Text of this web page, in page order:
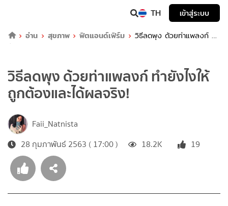
TH
เข้าสู่ระบบ
อ่าน
สุขภาพ ฟิตแอนด์เฟิร์ม
วิธีลดพุง ด้วยท่าแพลงก์ ทำ
ยังไงให้ถูกต้องและได้ผลจริง!
วิธีลดพุง ด้วยท่าแพลงก์ ทำยังไงให้
ถูกต้องและได้ผลจริง!
Faii_Natnista
28 กุมภาพันธ์ 2563 ( 17:00 )
18.2K 19